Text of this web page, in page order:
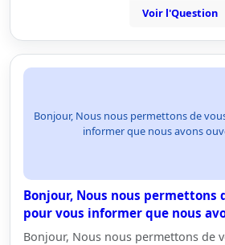
Voir l'Question
Bonjour, Nous nous permettons de
informer que nous avons
Bonjour, Nous nous permettons
pour vous informer que nous
Bonjour, Nous nous permettons de